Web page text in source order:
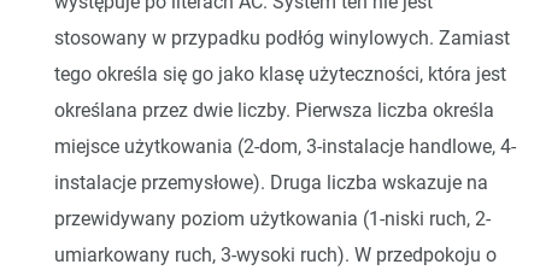
stosowany w przypadku podłóg winylowych. Zamiast
tego określa się go jako klasę użyteczności, która jest
określana przez dwie liczby. Pierwsza liczba określa
miejsce użytkowania (2-dom, 3-instalacje handlowe, 4-
instalacje przemysłowe). Druga liczba wskazuje na
przewidywany poziom użytkowania (1-niski ruch, 2-
umiarkowany ruch, 3-wysoki ruch). W przedpokoju o